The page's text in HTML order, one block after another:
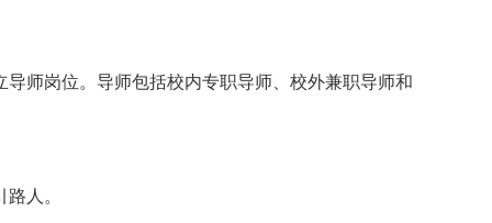
师岗位。导师包括校内专职导师、校外兼职导师和
人。